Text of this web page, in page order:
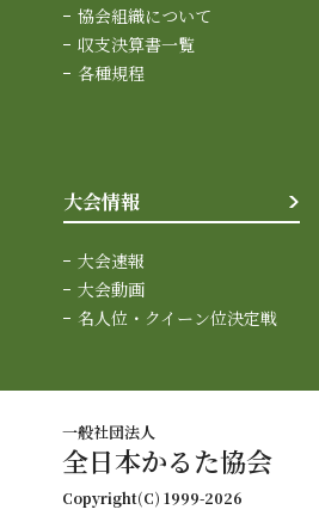
協会組織について
収支決算書一覧
各種規程
大会情報
大会速報
大会動画
名人位・クイーン位決定戦
一般社団法人
全日本かるた協会
Copyright(C) 1999-2026